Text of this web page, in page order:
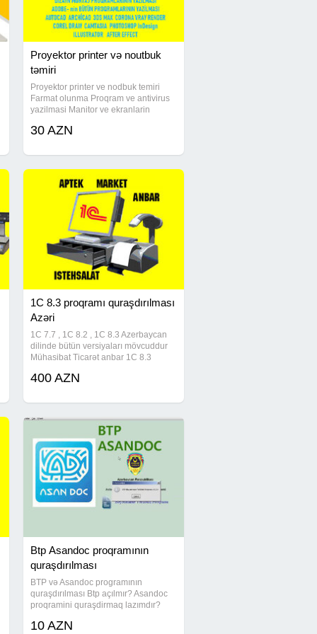
Proyektor printer və noutbuk
təmiri
Proyektor printer ve nodbuk temiri
Farmat olunma Proqram ve antivirus
yazilmasi Manitor ve ekranlarin
zapravka edilmesi (doldurulmasu)
deyisdirilmesi
30 AZN
1C 8.3 proqramı quraşdırılması
Azəri
1C 7.7 , 1C 8.2 , 1C 8.3 Azerbaycan
dilinde bütün versiyaları mövcuddur
Mühasibat Ticarət anbar 1C 8.3
versiyalarının yazılması. 1C kursuna
öyrənənlər
400 AZN
Btp Asandoc proqramının
quraşdırılması
BTP və Asandoc programının
quraşdırılması Btp açılmır? Asandoc
proqramini quraşdirmaq lazımdır?
göstərək! Bəyannamə Tərtibati
10 AZN